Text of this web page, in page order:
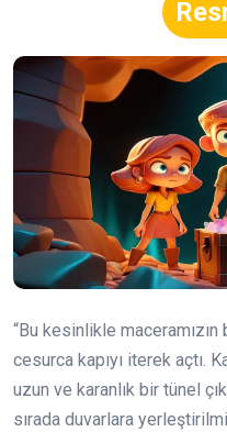
“Bu kesinlikle
cesurca kapıyı iterek açtı.
uzun ve karanlık bir tünel
sırada duvarlara